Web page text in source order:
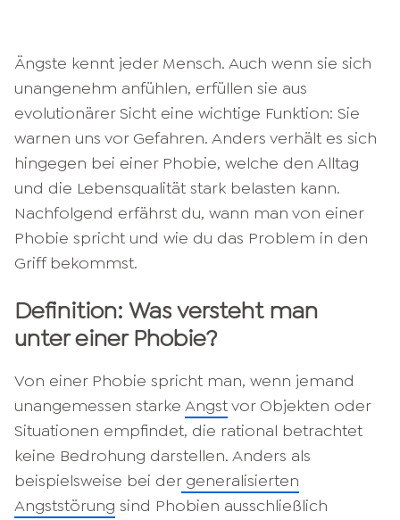
Ängste kennt jeder Mensch. Auch wenn sie sich
unangenehm anfühlen, erfüllen sie aus
evolutionärer Sicht eine wichtige Funktion: Sie
warnen uns vor Gefahren. Anders verhält es sich
hingegen bei einer Phobie, welche den Alltag
und die Lebensqualität stark belasten kann.
Nachfolgend erfährst du, wann man von einer
Phobie spricht und wie du das Problem in den
Griff bekommst.
Definition: Was versteht man
unter einer Phobie?
Von einer Phobie spricht man, wenn jemand
unangemessen starke Angstvor Objekten oder
Situationen empfindet, die rational betrachtet
keine Bedrohung darstellen. Anders als
beispielsweise bei dergeneralisierten
Angststörung sind Phobien ausschließlich